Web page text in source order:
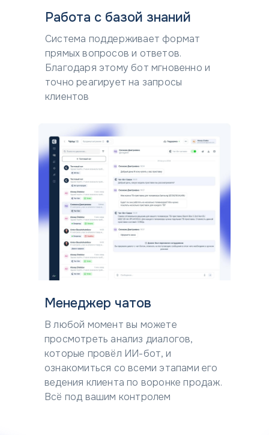
Система поддерживает формат
прямых вопросов и ответов.
Благодаря этому бот мгновенно и
точно реагирует на запросы
клиентов
Работа с базой знаний
В любой момент вы можете
просмотреть анализ диалогов,
которые провёл ИИ-бот, и
ознакомиться со всеми этапами его
ведения клиента по воронке продаж.
Всё под вашим контролем
Менеджер чатов